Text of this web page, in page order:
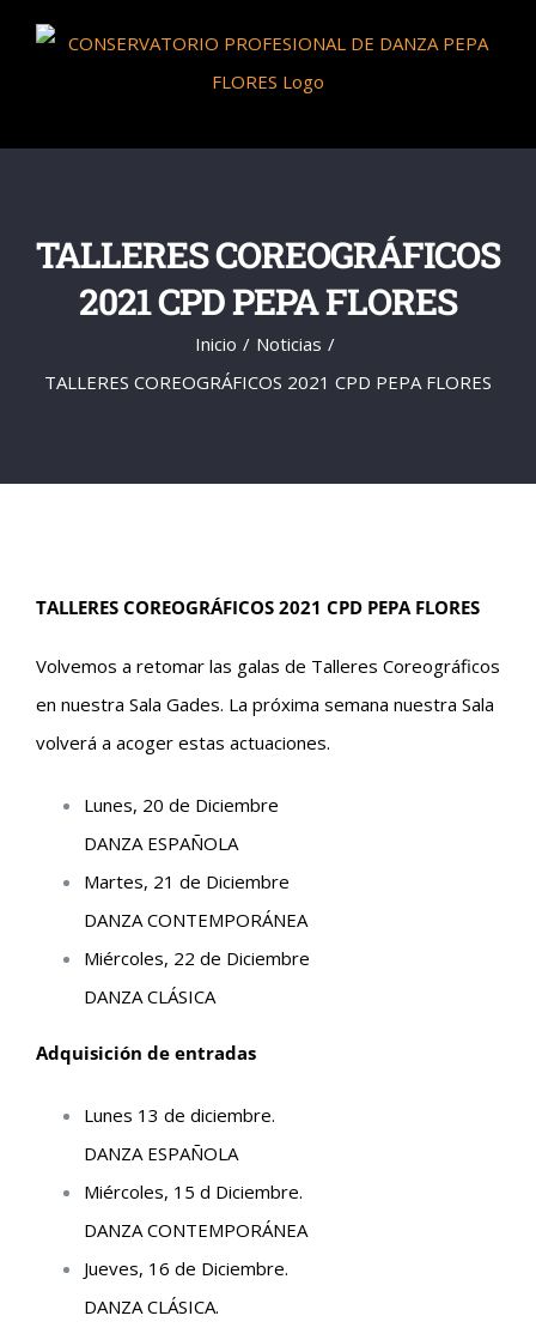
Saltar
TALLERES COREOGRÁFICOS
2021 CPD PEPA FLORES
Inicio
Noticias
TALLERES COREOGRÁFICOS 2021 CPD PEPA FLORES
TALLERES COREOGRÁFICOS 2021 CPD PEPA FLORES
Volvemos a retomar las galas de Talleres Coreográficos
en nuestra Sala Gades. La próxima semana nuestra Sala
volverá a acoger estas actuaciones.
Lunes, 20 de Diciembre
DANZA ESPAÑOLA
Martes, 21 de Diciembre
DANZA CONTEMPORÁNEA
Miércoles, 22 de Diciembre
DANZA CLÁSICA
Adquisición de entradas
Lunes 13 de diciembre.
DANZA ESPAÑOLA
Miércoles, 15 d Diciembre.
DANZA CONTEMPORÁNEA
Jueves, 16 de Diciembre.
DANZA CLÁSICA.